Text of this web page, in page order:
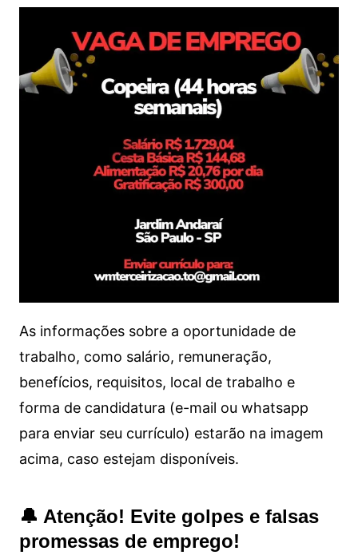
As informações sobre a oportunidade de
trabalho, como salário, remuneração,
benefícios, requisitos, local de trabalho e
forma de candidatura (e-mail ou whatsapp
para enviar seu currículo) estarão na imagem
acima, caso estejam disponíveis.
🔔 Atenção! Evite golpes e falsas
promessas de emprego!